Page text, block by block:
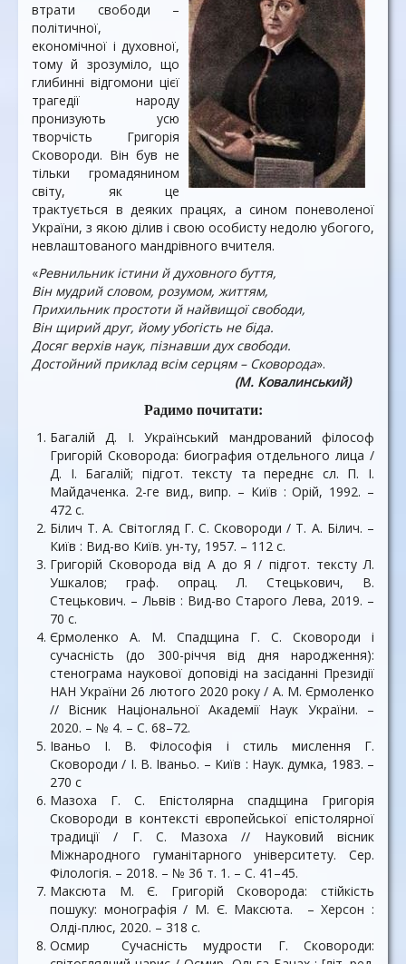
втрати свободи –
політичної,
економічної і духовної,
тому й зрозуміло, що
глибинні відгомони цієї
трагедії народу
пронизують усю
творчість Григорія
Сковороди. Він був не
тільки громадянином
світу, як це
трактується в деяких працях, а сином поневоленої
України, з якою ділив і свою особисту недолю убогого,
невлаштованого мандрівного вчителя.
«Ревнильник істини й духовного буття,
Він мудрий словом, розумом, життям,
Прихильник простоти й найвищої свободи,
Він щирий друг, йому убогість не біда.
Досяг верхів наук, пізнавши дух свободи.
Достойний приклад всім серцям – Сковорода».
(М. Ковалинський)
Радимо почитати:
Багалій Д. І. Український мандрований філософ
Григорій Сковорода: биография отдельного лица /
Д. І. Багалій; підгот. тексту та переднє сл. П. І.
Майдаченка. 2-ге вид., випр. – Київ : Орій, 1992. –
472 с.
Білич Т. А. Світогляд Г. С. Сковороди / Т. А. Білич. –
Київ : Вид-во Київ. ун-ту, 1957. – 112 с.
Григорій Сковорода від А до Я / підгот. тексту Л.
Ушкалов; граф. опрац. Л. Стецькович, В.
Стецькович. – Львів : Вид-во Старого Лева, 2019. –
70 с.
Єрмоленко А. М. Спадщина Г. С. Сковороди і
сучасність (до 300-річчя від дня народження):
стенограма наукової доповіді на засіданні Президії
НАН України 26 лютого 2020 року / А. М. Єрмоленко
// Вісник Національної Академії Наук України. –
2020. – № 4. – С. 68–72.
Іваньо І. В. Філософія і стиль мислення Г.
Сковороди / І. В. Іваньо. – Київ : Наук. думка, 1983. –
270 c
Мазоха Г. С. Епістолярна спадщина Григорія
Сковороди в контексті європейської епістолярної
традиції / Г. С. Мазоха // Науковий вісник
Міжнародного гуманітарного університету. Сер.
Філологія. – 2018. – № 36 т. 1. – С. 41–45.
Максюта М. Є. Григорій Сковорода: стійкість
пошуку: монографія / М. Є. Максюта. – Херсон :
Олді-плюс, 2020. – 318 с.
Осмир Сучасність мудрости Г. Сковороди: